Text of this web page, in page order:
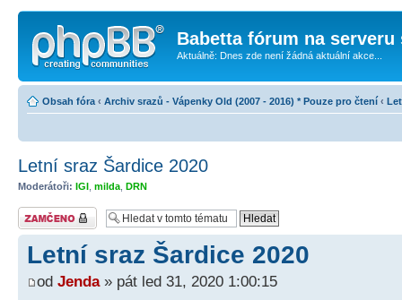
Babetta fórum na serveru
Aktuálně: Dnes zde není žádná aktuální akce...
Obsah fóra ‹ Archiv srazů - Vápenky Old (2007 - 2016) * Pouze pro čtení ‹
Letní sraz Šardice 2020
Moderátoři: IGI milda DRN
Téma uzamknuto
Letní sraz Šardice 2020
od Jenda» pát led 31, 2020 1:00:15